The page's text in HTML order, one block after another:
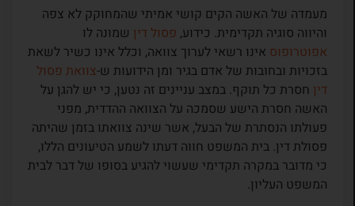
מעמדה של האשה הקים קושי אמיתי שהמחוקק לא צפה
והיווה סוגיה תקדימית. כידוע, פסול דיןשמונה לו
אפוטרופוסאינו רשאי לערוך צוואה, וכלל אינו כשיר לשאת
בזכויות ובחובות של אדם בגיר ומן הידועות ש-צוואת פסול
דיןחסרת כל תוקף. במצב עניינים זה נטען, כי יש להגן על
האשה חסרת הישע שסמכה על הצוואה ההדדית, מפני
פעולתו הנסתרת של הבעל, אשר שינה צוואתו בזמן שהיתה
פסולת דין. בית המשפט חווה דעתו לשמע הטיעונים הללו,
כי מדובר במקרה תקדימי שעשוי להגיע בסופו של דבר לבית
המשפט העליון.